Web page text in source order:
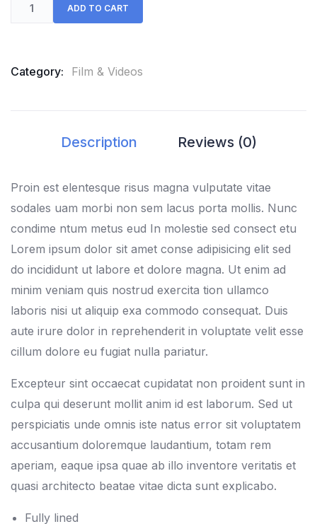
ADD TO CART
Category: Film & Videos
Description Reviews (0)
Proin est elentesque risus magna vulputate vitae
sodales uam morbi non sem lacus porta mollis. Nunc
condime ntum metus eud In molestie sed consect etu
Lorem ipsum dolor sit amet conse adipisicing elit sed
do incididunt ut labore et dolore magna. Ut enim ad
minim veniam quis nostrud exercita tion ullamco
laboris nisi ut aliquip exa commodo consequat. Duis
aute irure dolor in reprehenderit in voluptate velit esse
cillum dolore eu fugiat nulla pariatur.
Excepteur sint occaecat cupidatat non proident sunt in
culpa qui deserunt mollit anim id est laborum. Sed ut
perspiciatis unde omnis iste natus error sit voluptatem
accusantium doloremque laudantium, totam rem
aperiam, eaque ipsa quae ab illo inventore veritatis et
quasi architecto beatae vitae dicta sunt explicabo.
Fully lined